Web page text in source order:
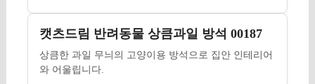
캣츠드림 반려동물 상큼과일 방석 00187
상큼한 과일 무늬의 고양이용 방석으로 집안 인테리어
와 어울립니다.